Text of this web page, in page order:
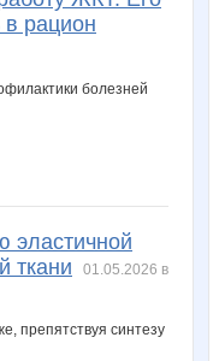
рацион
эластичной
ткани
01.05.2026 в